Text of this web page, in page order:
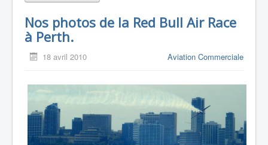
Nos photos de la Red Bull Air Race
à Perth.
18 avril 2010 Aviation Commerciale